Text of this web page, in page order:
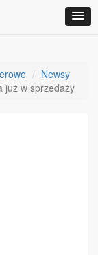
Newsy
już w sprzedaży